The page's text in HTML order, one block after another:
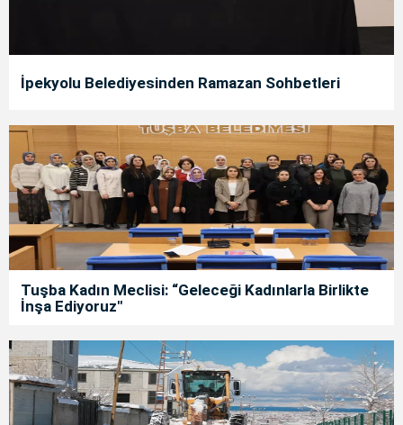
İpekyolu Belediyesinden Ramazan Sohbetleri
Tuşba Kadın Meclisi: “Geleceği Kadınlarla Birlikte
İnşa Ediyoruz"